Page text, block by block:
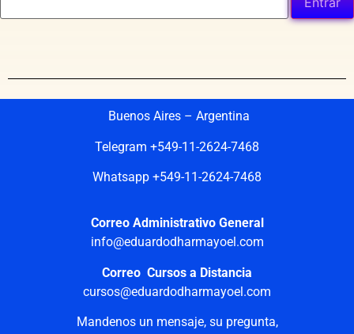
Buenos Aires – Argentina
Telegram +549-11-2624-7468
Whatsapp +549-11-2624-7468
Correo Administrativo General
info@eduardodharmayoel.com
Correo Cursos a Distancia
cursos@eduardodharmayoel.com
Mandenos un mensaje, su pregunta,